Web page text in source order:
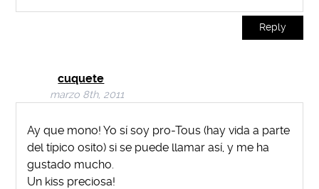
Reply
cuquete
marzo 8th, 2011
Ay que mono! Yo sí soy pro-Tous (hay vida a parte
del típico osito) si se puede llamar así, y me ha
gustado mucho.
Un kiss preciosa!